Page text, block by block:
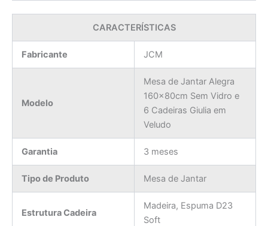
CARACTERÍSTICAS
Fabricante JCM
Modelo
Mesa de Jantar Alegra
160x80cm Sem Vidro e
6 Cadeiras Giulia em
Veludo
Garantia 3 meses
Tipo de Produto Mesa de Jantar
Estrutura Cadeira
Madeira, Espuma D23
Soft